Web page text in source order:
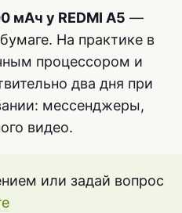
мАч у REDMI A5 —
На практике в
процессором и
два дня при
мессенджеры,
видео.
или задай вопрос